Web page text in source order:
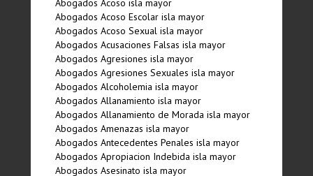
Abogados Acoso isla mayor
Abogados Acoso Escolar isla mayor
Abogados Acoso Sexual isla mayor
Abogados Acusaciones Falsas isla mayor
Abogados Agresiones isla mayor
Abogados Agresiones Sexuales isla mayor
Abogados Alcoholemia isla mayor
Abogados Allanamiento isla mayor
Abogados Allanamiento de Morada isla mayor
Abogados Amenazas isla mayor
Abogados Antecedentes Penales isla mayor
Abogados Apropiacion Indebida isla mayor
Abogados Asesinato isla mayor